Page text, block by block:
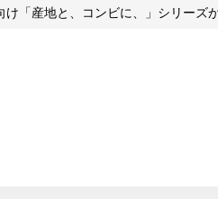
「産地と、コンビに、」シリーズ